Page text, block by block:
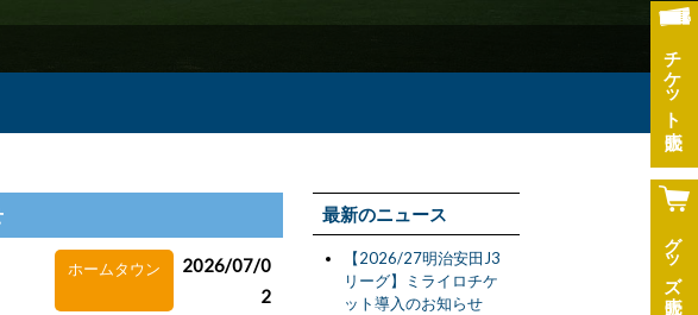
チケット
グッズ
ホームタウン
2026/07/0
2
最新のニュース
【2026/27明治安田J3
リーグ】ミライロチケ
ット導入のお知らせ